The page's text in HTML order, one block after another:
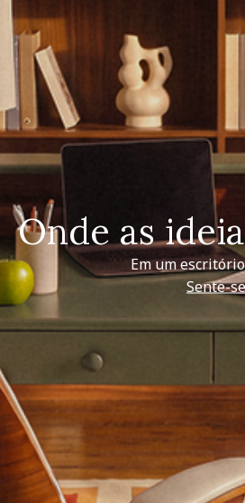
Onde as
Em um
Sente-se